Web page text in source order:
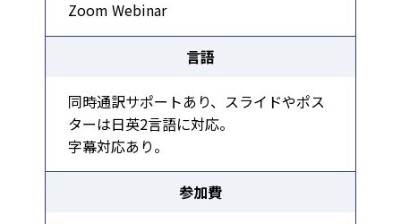
Zoom Webinar
言語
同時通訳サポートあり、スライドやポス
ターは日英2言語に対応。
字幕対応あり。
参加費